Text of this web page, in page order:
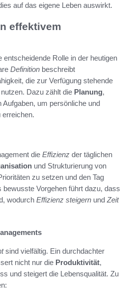
auf das eigene Leben auswirkt.
effektivem
entscheidende Rolle in der heutigen
Definition beschreibt
die zur Verfügung stehende
Dazu zählt die Planung,
Aufgaben, um persönliche und
erreichen.
die Effizienz der täglichen
und Strukturierung von
zu setzen und den Tag
Vorgehen führt dazu, dass
wodurch Effizienz steigern und Zeit
sind vielfältig. Ein durchdachter
nicht nur die Produktivität,
und steigert die Lebensqualität. Zu